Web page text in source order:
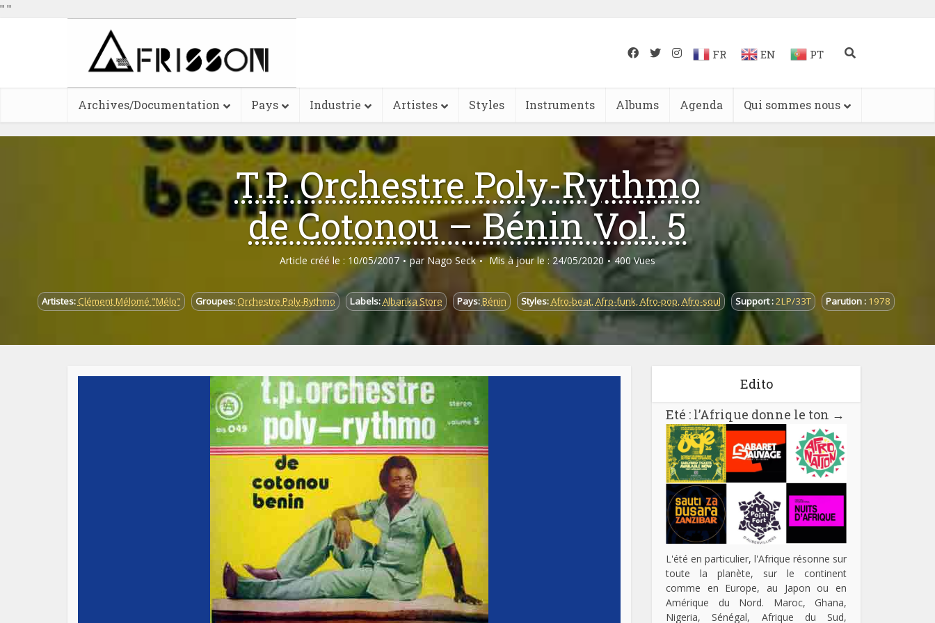
" "
FR EN PT
Archives/Documentation Pays Industrie Artistes Styles Instruments Albums Agenda Qui sommes nous
T.P. Orchestre Poly-Rythmo
de Cotonou – Bénin Vol. 5
Article créé le : 10/05/2007 par Nago Seck Mis à jour le : 24/05/2020 400 Vues
Artistes: Clément Mélomé "Mélo" Groupes: Orchestre Poly-Rythmo Labels:Albarika Store Pays: Bénin Styles:Afro-beat,Afro-funk,Afro-pop,Afro-soul Support :2LP/33T Parution : 1978
Edito
Eté : l’Afrique donne le ton →
L'été en particulier, l'Afrique résonne sur
toute la planète, sur le continent
comme en Europe, au Japon ou en
Amérique du Nord. Maroc, Ghana,
Nigeria, Sénégal, Afrique du Sud,